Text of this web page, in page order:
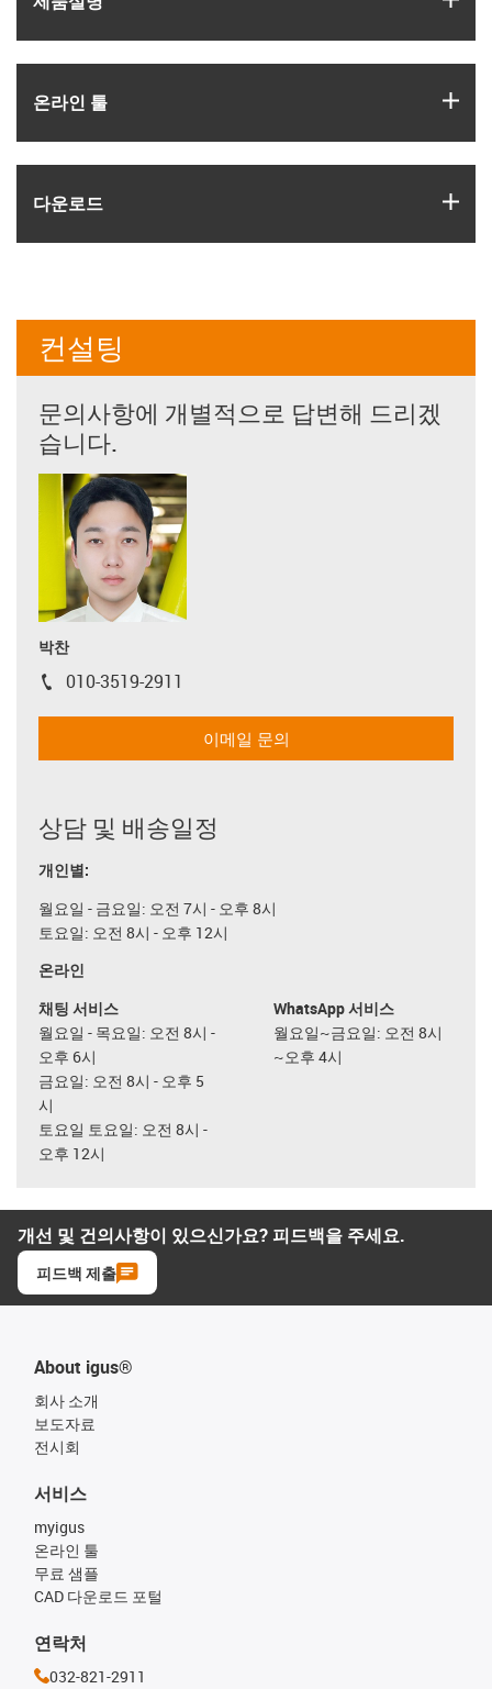
온라인 툴
다운로드
컨설팅
문의사항에 개별적으로 답변해 드리겠
습니다.
박찬
igus-icon-phone
010-3519-2911
이메일 문의
상담 및 배송일정
개인별:
월요일 - 금요일: 오전 7시 - 오후 8시
토요일: 오전 8시 - 오후 12시
온라인
채팅 서비스
월요일 - 목요일: 오전 8시 -
오후 6시
금요일: 오전 8시 - 오후 5
시
토요일 토요일: 오전 8시 -
오후 12시
WhatsApp 서비스
월요일~금요일: 오전 8시
~오후 4시
개선 및 건의사항이 있으신가요? 피드백을 주세요.
피드백 제출
About igus®
회사 소개
보도자료
전시회
서비스
myigus
온라인 툴
무료 샘플
CAD 다운로드 포털
연락처
032-821-2911